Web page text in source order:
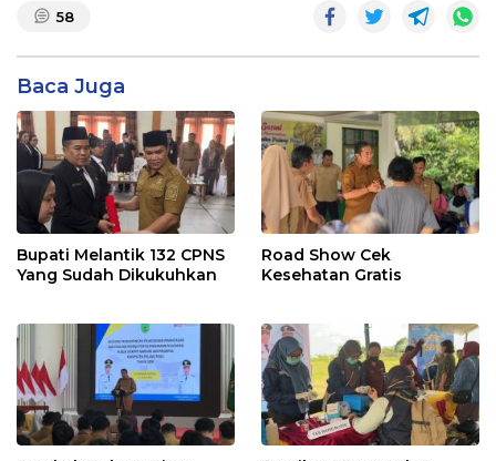
58
Baca Juga
Bupati Melantik 132 CPNS
Yang Sudah Dikukuhkan
Road Show Cek
Kesehatan Gratis